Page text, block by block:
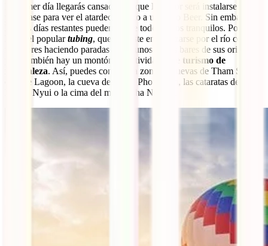
El primer día llegarás cansado, así que lo mejor será instalarse y
preparase para ver el atardecer junto a una Lao Beer. Sin embargo,
los dos días restantes pueden ser de todo menos tranquilos. Podéis
hacer el populartubing, que consiste en deslizarse por el río con
flotadores haciendo paradas en algunos de los bares de sus orillas,
pero también hay un montón de actividades de turismo de
naturaleza. Así, puedes conocer la zona de cuevas de Tham Sang,
el Blue Lagoon, la cueva de Tham Phou Kam, las cataratas de
Kaeng Nyui o la cima del monte Pha Ngeum.